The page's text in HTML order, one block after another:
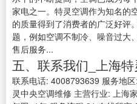
家电之一。特灵空调作为知名的
的质量得到了消费者的广泛好评
题，例如空调不制冷、噪音过大
售后服务...
五、联系我们_上海
联系电话: 4008793639 服务地
灵中央空调维修 主营行业: 上海